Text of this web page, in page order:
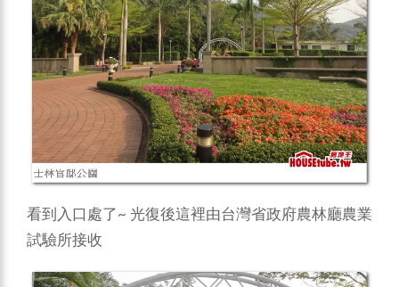
看到入口處了~ 光復後這裡由台灣省政府農林廳農業
試驗所接收